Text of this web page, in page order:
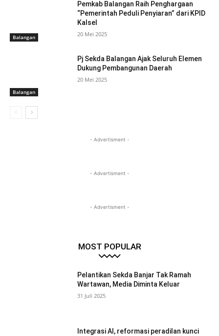
Balangan
Pemkab Balangan Raih Penghargaan
“Pemerintah Peduli Penyiaran” dari KPID
Kalsel
20 Mei 2025
Balangan
Pj Sekda Balangan Ajak Seluruh Elemen
Dukung Pembangunan Daerah
20 Mei 2025
- Advertisment -
- Advertisment -
- Advertisment -
MOST POPULAR
Pelantikan Sekda Banjar Tak Ramah
Wartawan, Media Diminta Keluar
31 Juli 2025
Integrasi AI, reformasi peradilan kunci